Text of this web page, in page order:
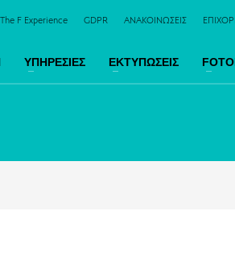
The F Experience GDPR ΑΝΑΚΟΙΝΩΣΕΙΣ
ΥΠΗΡΕΣΙΕΣ ΕΚΤΥΠΩΣΕΙΣ